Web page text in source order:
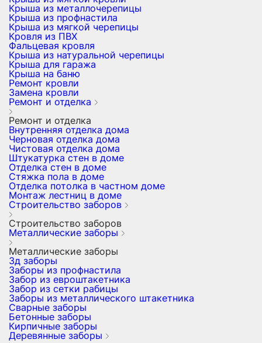
Крыша из металлочерепицы
Крыша из профнастила
Крыша из мягкой черепицы
Кровля из ПВХ
Фальцевая кровля
Крыша из натуральной черепицы
Крыша для гаража
Крыша на баню
Ремонт кровли
Замена кровли
Ремонт и отделка
Ремонт и отделка
Внутренняя отделка дома
Черновая отделка дома
Чистовая отделка дома
Штукатурка стен в доме
Отделка стен в доме
Стяжка пола в доме
Отделка потолка в частном доме
Монтаж лестниц в доме
Строительство заборов
Строительство заборов
Металлические заборы
Металлические заборы
3д заборы
Заборы из профнастила
Забор из евроштакетника
Забор из сетки рабицы
Заборы из металлического штакетника
Сварные заборы
Бетонные заборы
Кирпичные заборы
Деревянные заборы